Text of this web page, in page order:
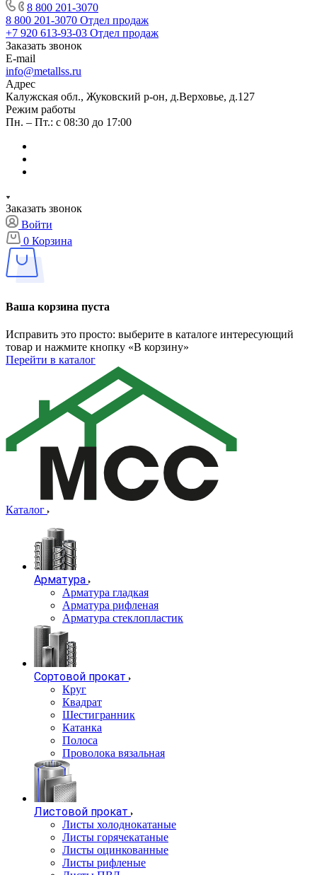
8 800 201-3070
8 800 201-3070 Отдел продаж
+7 920 613-93-03 Отдел продаж
Заказать звонок
E-mail
info@metallss.ru
Адрес
Калужская обл., Жуковский р-он, д.Верховье, д.127
Режим работы
Пн. – Пт.: с 08:30 до 17:00
Заказать звонок
Войти
0 Корзина
Ваша корзина пуста
Исправить это просто: выберите в каталоге интересующий
товар и нажмите кнопку «В корзину»
Перейти в каталог
Каталог
Арматура
Арматура гладкая
Арматура рифленая
Арматура стеклопластик
Сортовой прокат
Круг
Квадрат
Шестигранник
Катанка
Полоса
Проволока вязальная
Листовой прокат
Листы холоднокатаные
Листы горячекатаные
Листы оцинкованные
Листы рифленые